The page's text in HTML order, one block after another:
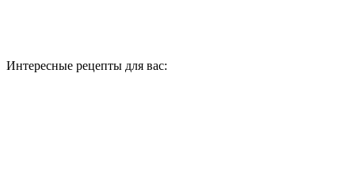
Интересные рецепты для вас: